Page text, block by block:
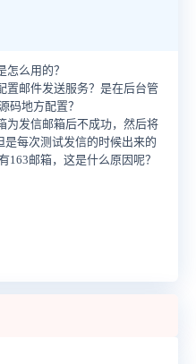
么用的？
置邮件发送服务？是在后台管
码地方配置？
为发信邮箱后不成功，然后将
每次测试发信的时候出来的
163邮箱，这是什么原因呢？